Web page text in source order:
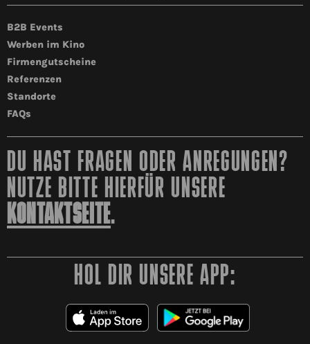
B2B Events
Werben im Kino
Firmengutscheine
Referenzen
Standorte
FAQs
DU HAST FRAGEN ODER ANREGUNGEN?
NUTZE BITTE HIERFÜR UNSERE
KONTAKTSEITE.
HOL DIR UNSERE APP: